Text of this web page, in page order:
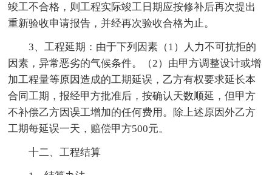
竣工不合格，则工程实际竣工日期应按修补后再次提出
重新验收申请报告，并经再次验收合格为止。
3、工程延期：由于下列因素（1）人力不可抗拒的
因素，异常恶劣的气候条件。（2）由甲方调整设计或增
加工程量等原因造成的工期延误，乙方有权要求延长本
合同工期，报经甲方批准后，按确认天数顺延，但甲方
不补偿乙方因误工增加的任何费用。除上述原因外乙方
工期每延误一天，赔偿甲方500元。
十二、工程结算